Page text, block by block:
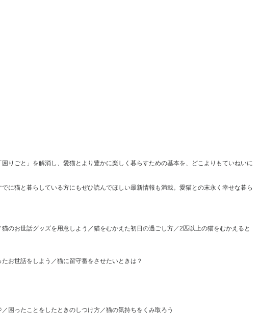
りごと」を解消し、愛猫とより豊かに楽しく暮らすための基本を、どこよりもていねいに
に猫と暮らしている方にもぜひ読んでほしい最新情報も満載。愛猫との末永く幸せな暮ら
お世話グッズを用意しよう／猫をむかえた初日の過ごし方／2匹以上の猫をむかえると
お世話をしよう／猫に留守番をさせたいときは？
困ったことをしたときのしつけ方／猫の気持ちをくみ取ろう